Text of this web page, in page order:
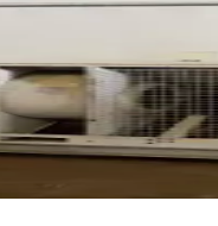
de 474,0 kW, 4x